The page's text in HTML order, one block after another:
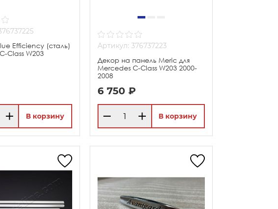
Efficiency (сталь)
Class W203
В корзину
Артикул: 376737223
Декор на панель Meric для
Mercedes C-Class W203 2000-
2008
6 750 ₽
В корзину